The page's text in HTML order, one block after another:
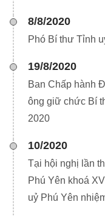
8/8/2020
Phó Bí thư Tỉnh
19/8/2020
Ban Chấp hành
ông giữ chức Bí
2020
10/2020
Tại hội nghị lần
Phú Yên khoá
uỷ Phú Yên